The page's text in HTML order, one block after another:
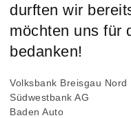
durften wir
möchten uns für
bedanken!
Volksbank Breisgau Nord
Südwestbank AG
Baden Auto